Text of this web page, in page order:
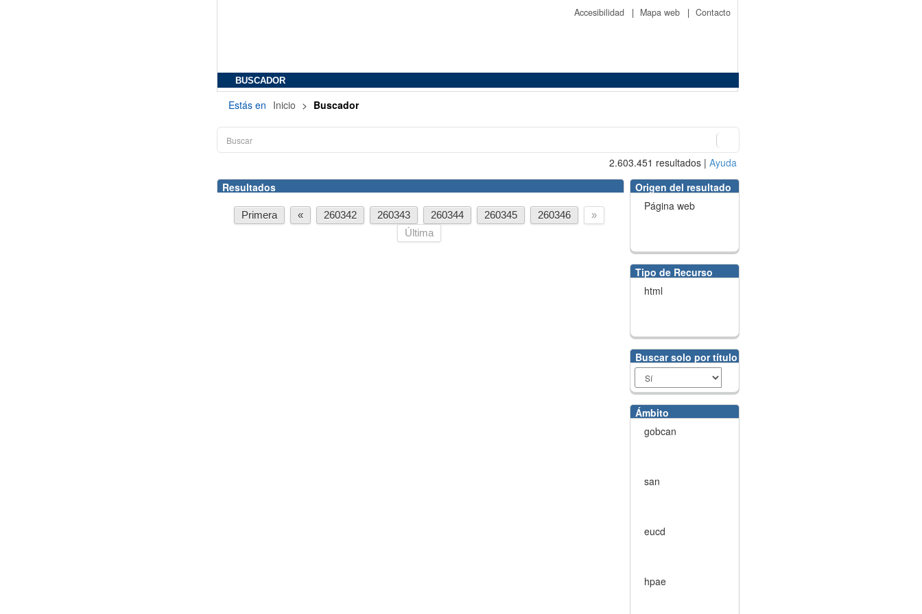
Accesibilidad | Mapa web | Contacto
BUSCADOR
Estás en Inicio > Buscador
2.603.451 resultados | Ayuda
Resultados
Primera « 260342 260343 260344 260345 260346
»
Última
Origen del resultado
Página web
Tipo de Recurso
html
Buscar solo por título
Ámbito
gobcan
san
eucd
hpae